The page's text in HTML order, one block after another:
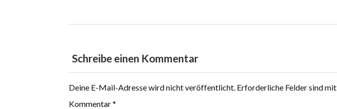
Schreibe einen Kommentar
Deine E-Mail-Adresse wird nicht veröffentlicht. Erforderliche Felder sind mit
Kommentar*